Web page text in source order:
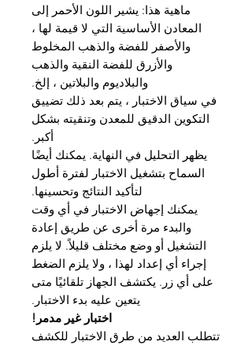
ماهية هذا: يشير اللون الأحمر إلى
المعادن الأساسية التي لا قيمة لها ،
والأصفر للفضة والذهب المخلوط
والأزرق للفضة النقية والذهب
والبلاديوم والبلاتين ، إلخ.
في سياق الاختبار ، يتم بعد ذلك تضييق
التكوين الدقيق للمعدن وتنقيته بشكل
أكبر.
يظهر التحليل في النهاية. يمكنك أيضًا
السماح بتشغيل الاختبار لفترة أطول
لتأكيد النتائج وتحسينها.
يمكنك إجهاض الاختبار في أي وقت
والبدء مرة أخرى عن طريق إعادة
التشغيل أو وضع مختلف قليلاً. لا يلزم
إجراء أي إعداد لهذا ، ولا يلزم الضغط
على أي زر. يكتشف الجهاز تلقائيًا متى
يتعين عليه بدء الاختبار.
اختبار غير مدمر!
تتطلب العديد من طرق الاختبار للكشف